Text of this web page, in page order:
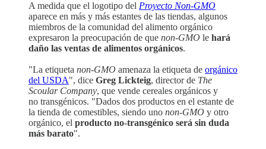
A medida que el logotipo del Proyecto Non-GMO
aparece en más y más estantes de las tiendas, algunos
miembros de la comunidad del alimento orgánico
expresaron la preocupación de que non-GMO le hará
daño las ventas de alimentos orgánicos.
"La etiqueta non-GMO amenaza la etiqueta de orgánico
del USDA", dice Greg Lickteig, director de The
Scoular Company, que vende cereales orgánicos y
no transgénicos. "Dados dos productos en el estante de
la tienda de comestibles, siendo uno non-GMO y otro
orgánico, el producto no-transgénico será sin duda
más barato".